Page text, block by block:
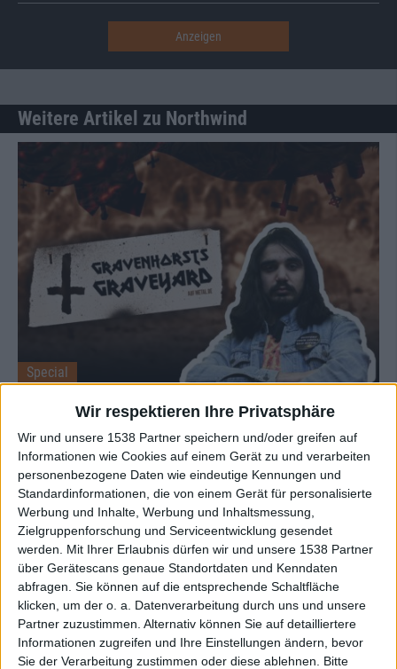
Wir respektieren Ihre Privatsphäre
Wir und unsere 1538 Partner speichern und/oder greifen auf
Informationen wie Cookies auf einem Gerät zu und verarbeiten
personenbezogene Daten wie eindeutige Kennungen und
Standardinformationen, die von einem Gerät für personalisierte
Werbung und Inhalte, Werbung und Inhaltsmessung,
Zielgruppenforschung und Serviceentwicklung gesendet
werden.
Mit Ihrer Erlaubnis dürfen wir und unsere 1538 Partner
über Gerätescans genaue Standortdaten und Kenndaten
abfragen. Sie können auf die entsprechende Schaltfläche
klicken, um der o. a. Datenverarbeitung durch uns und unsere
Partner zuzustimmen. Alternativ können Sie auf detailliertere
Informationen zugreifen und Ihre Einstellungen ändern, bevor
Sie der Verarbeitung zustimmen oder diese ablehnen.
Bitte
Weitere Artikel zu Northwind
Special
Juni 2020
Aktuell